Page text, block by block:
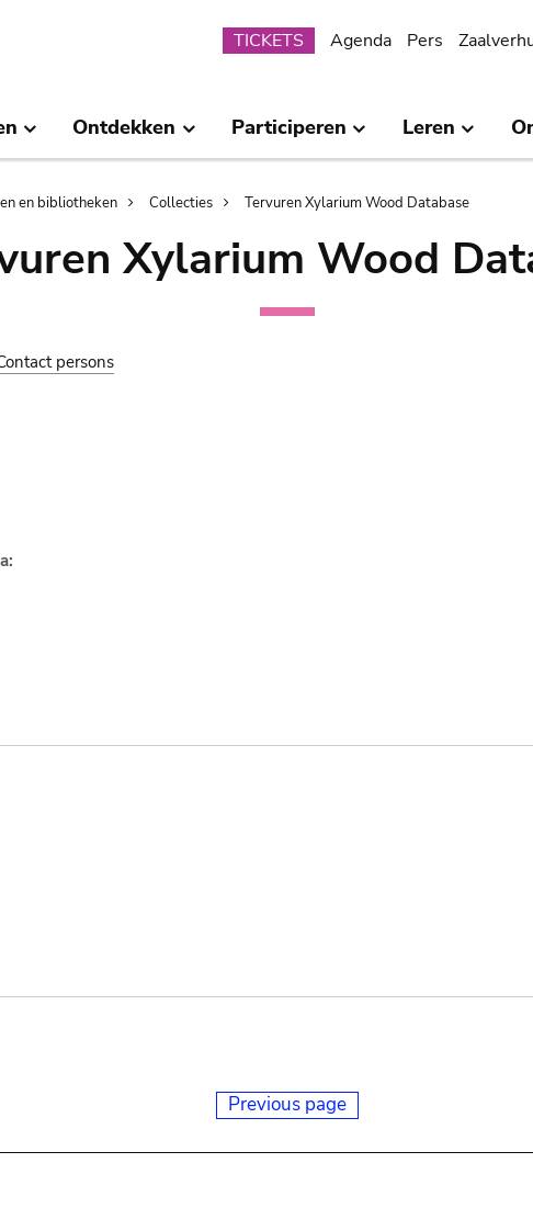
Submenu
TICKETS Agenda Pers
Ontdekken Participeren Leren
en bibliotheken Collecties Tervuren Xylarium Wood Database
Xylarium Wood
persons
Previous page